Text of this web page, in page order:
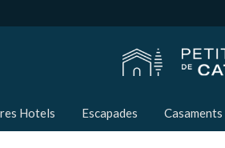
Hotels Escapades Casaments